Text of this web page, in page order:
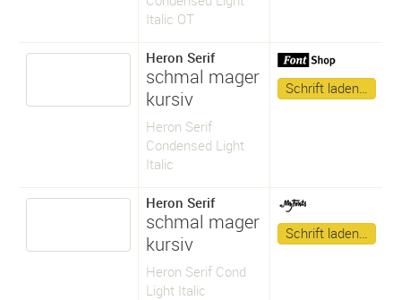
Italic OT
Heron Serif
schmal mager
kursiv
Heron Serif
Condensed Light
Italic
Schrift laden…
Heron Serif
schmal mager
kursiv
Heron Serif Cond
Light Italic
Schrift laden…